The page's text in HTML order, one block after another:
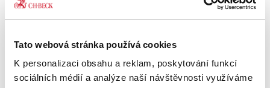
Tato webová stránka používá cookies
K personalizaci obsahu a reklam, poskytování funkcí
sociálních médií a analýze naší návštěvnosti využíváme
Ondřej Dostal,Michal Petr
340,00 Kč
Monografie pojímá uceleným způsobem
problematiku veřejné podpory, které je, přes